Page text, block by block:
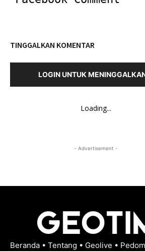
TINGGALKAN KOMENTAR
LOGIN UNTUK
Loading...
- Advertisement -
Beranda • Tentang • Geolive •